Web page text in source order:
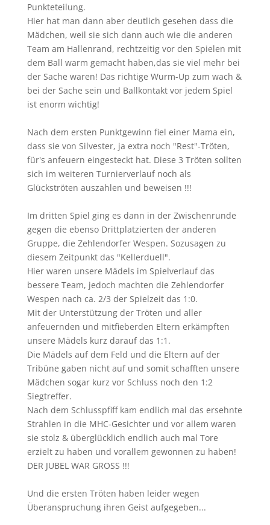
Punkteteilung.
Hier hat man dann aber deutlich gesehen dass die
Mädchen, weil sie sich dann auch wie die anderen
Team am Hallenrand, rechtzeitig vor den Spielen mit
dem Ball warm gemacht haben,das sie viel mehr bei
der Sache waren! Das richtige Wurm-Up zum wach &
bei der Sache sein und Ballkontakt vor jedem Spiel
ist enorm wichtig!
Nach dem ersten Punktgewinn fiel einer Mama ein,
dass sie von Silvester, ja extra noch "Rest"-Tröten,
für's anfeuern eingesteckt hat. Diese 3 Tröten sollten
sich im weiteren Turnierverlauf noch als
Glückströten auszahlen und beweisen !!!
Im dritten Spiel ging es dann in der Zwischenrunde
gegen die ebenso Drittplatzierten der anderen
Gruppe, die Zehlendorfer Wespen. Sozusagen zu
diesem Zeitpunkt das "Kellerduell".
Hier waren unsere Mädels im Spielverlauf das
bessere Team, jedoch machten die Zehlendorfer
Wespen nach ca. 2/3 der Spielzeit das 1:0.
Mit der Unterstützung der Tröten und aller
anfeuernden und mitfieberden Eltern erkämpften
unsere Mädels kurz darauf das 1:1.
Die Mädels auf dem Feld und die Eltern auf der
Tribüne gaben nicht auf und somit schafften unsere
Mädchen sogar kurz vor Schluss noch den 1:2
Siegtreffer.
Nach dem Schlusspfiff kam endlich mal das ersehnte
Strahlen in die MHC-Gesichter und vor allem waren
sie stolz & überglücklich endlich auch mal Tore
erzielt zu haben und vorallem gewonnen zu haben!
DER JUBEL WAR GROSS !!!
Und die ersten Tröten haben leider wegen
Überanspruchung ihren Geist aufgegeben...